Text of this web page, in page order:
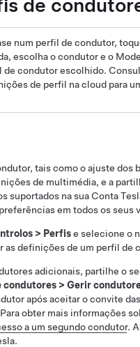
de
num perfil de condutor,
escolha o condutor e o
de condutor escolhido.
de perfil na cloud para
tais como o ajuste dos
de multimédia, e a
suportados na sua Conta
em todos os seus
> Perfise selecione o
as definições de um perfil
adicionais, partilhe o
condutores > Gerir
após aceitar o convite
obter mais informações
a um segundo condutor.